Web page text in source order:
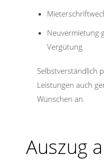
Neuvermietung
Vergütung
Selbstverständlich
Leistungen auch
Wünschen an.
Auszug